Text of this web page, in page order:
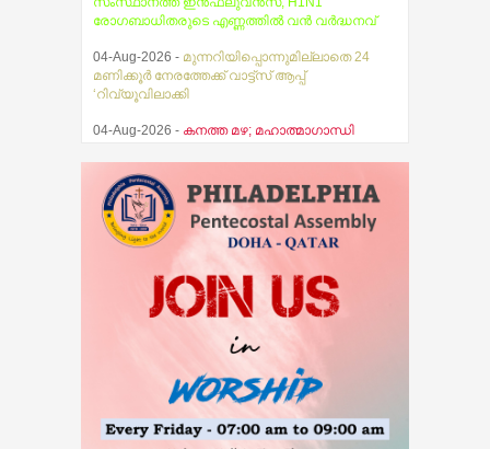
രോഗബാധിതരുടെ എണ്ണത്തിൽ വൻ വർദ്ധനവ്
04-Aug-2026 - മുന്നറിയിപ്പൊന്നുമില്ലാതെ 24
മണിക്കൂർ നേരത്തേക്ക് വാട്ട്സ് ആപ്പ്
‘റിവ്യൂവിലാക്കി
04-Aug-2026 - കനത്ത മഴ; മഹാത്മാഗാന്ധി
03-Aug-2026 -
സ്ഥിതിഗതികൾ
നിയന്ത്രണവിധേയം എന്ന് മുഖ്യമന്ത്രി വി.ഡി.
സതീശൻ
പ്രകാശനം ചെയ്തു
07-Aug-2026 -ആകാശത്ത് വെച്ച് വിമാനത്തിന്റെ